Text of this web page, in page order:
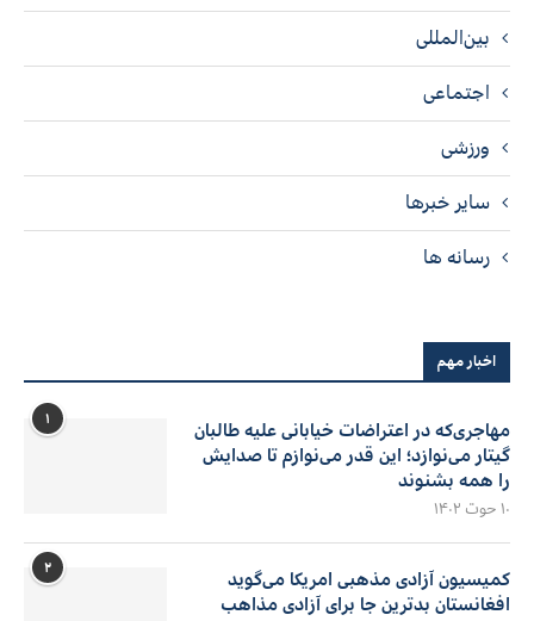
بین‌المللی
اجتماعی
ورزشی
سایر خبرها
رسانه ها
اخبار مهم
۱
مهاجری‌که در اعتراضات خیابانی علیه طالبان
گیتار می‌نوازد؛ این قدر می‌نوازم تا صدایش
را همه بشنوند
۱۰ حوت ۱۴۰۲
۲
کمیسیون آزادی مذهبی امریکا می‌گوید
افغانستان بدترین جا برای آزادی مذاهب